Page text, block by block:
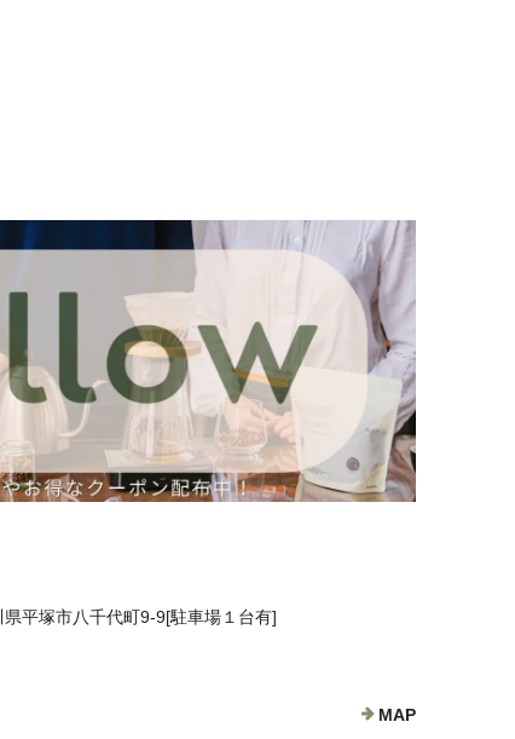
平塚市八千代町9-9[駐車場１台有]
MAP